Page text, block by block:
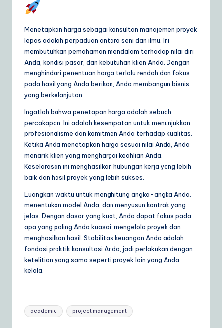
Menetapkan harga sebagai konsultan manajemen proyek
lepas adalah perpaduan antara seni dan ilmu. Ini
membutuhkan pemahaman mendalam terhadap nilai diri
Anda, kondisi pasar, dan kebutuhan klien Anda. Dengan
menghindari penentuan harga terlalu rendah dan fokus
pada hasil yang Anda berikan, Anda membangun bisnis
yang berkelanjutan.
Ingatlah bahwa penetapan harga adalah sebuah
percakapan. Ini adalah kesempatan untuk menunjukkan
profesionalisme dan komitmen Anda terhadap kualitas.
Ketika Anda menetapkan harga sesuai nilai Anda, Anda
menarik klien yang menghargai keahlian Anda.
Keselarasan ini menghasilkan hubungan kerja yang lebih
baik dan hasil proyek yang lebih sukses.
Luangkan waktu untuk menghitung angka-angka Anda,
menentukan model Anda, dan menyusun kontrak yang
jelas. Dengan dasar yang kuat, Anda dapat fokus pada
apa yang paling Anda kuasai: mengelola proyek dan
menghasilkan hasil. Stabilitas keuangan Anda adalah
fondasi praktik konsultasi Anda, jadi perlakukan dengan
ketelitian yang sama seperti proyek lain yang Anda
kelola.
Tags:
academic project management